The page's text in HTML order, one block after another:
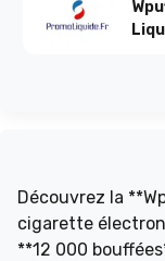
Découvrez la
cigarette
**12 000